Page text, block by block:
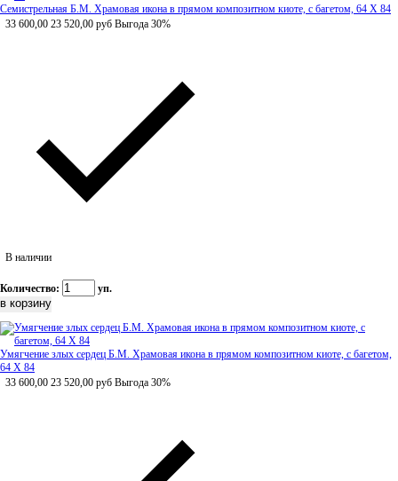
Семистрельная Б.М. Храмовая икона в прямом композитном киоте, с багетом, 64 Х 84
33 600,00 23 520,00 руб Выгода 30%
В наличии
Количество: уп.
Умягчение злых сердец Б.М. Храмовая икона в прямом композитном киоте, с багетом,
64 Х 84
33 600,00 23 520,00 руб Выгода 30%